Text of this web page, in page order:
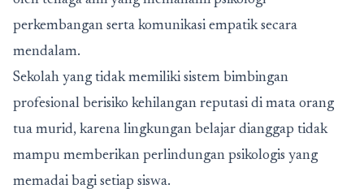
perkembangan serta komunikasi empatik secara
mendalam.
Sekolah yang tidak memiliki sistem bimbingan
profesional berisiko kehilangan reputasi di mata orang
tua murid, karena lingkungan belajar dianggap tidak
mampu memberikan perlindungan psikologis yang
memadai bagi setiap siswa.